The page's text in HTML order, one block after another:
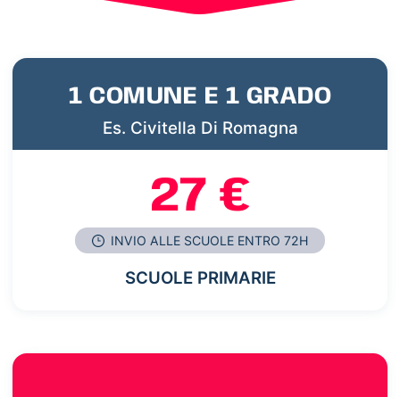
1 COMUNE E 1 GRADO
Es. Civitella Di Romagna
27 €
INVIO ALLE SCUOLE ENTRO 72H
SCUOLE PRIMARIE